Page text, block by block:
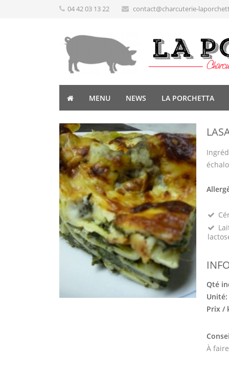
04 42 03 13 22 contact@charcuterie-
MENU NEWS LA PORCHETTA
Qté
Unité:
Prix /
À